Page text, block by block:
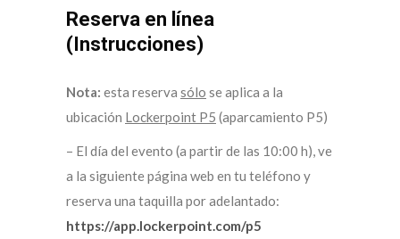
Reserva en línea
(Instrucciones)
Nota: esta reserva sólo se aplica a la
ubicación Lockerpoint P5 (aparcamiento P5)
– El día del evento (a partir de las 10:00 h), ve
a la siguiente página web en tu teléfono y
reserva una taquilla por adelantado:
https://app.lockerpoint.com/p5